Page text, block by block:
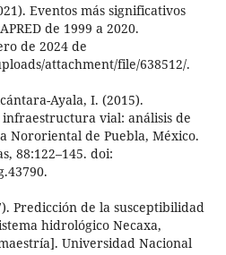
Eventos más significativos
de 1999 a 2020.
de 2024 de
attachment/file/638512/.
Ayala, I. (2015).
vial: análisis de
Nororiental de Puebla, México.
88:122–145. doi:
Predicción de la susceptibilidad
hidrológico Necaxa,
Universidad Nacional